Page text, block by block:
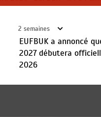
2 semaines
EUFBUK a annoncé
2027 débutera
2026